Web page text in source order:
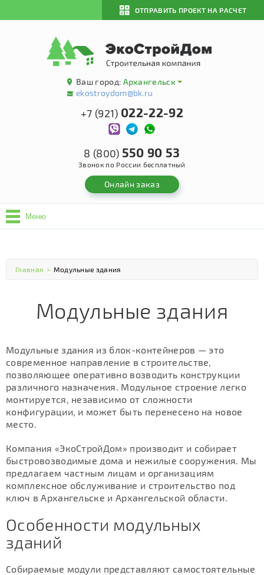
ОТПРАВИТЬ ПРОЕКТ НА РАСЧЕТ
Ваш город: Архангельск
ekostroydom@bk.ru
+7 (921) 022-22-92
8 (800) 550 90 53
Звонок по России бесплатный
Онлайн заказ
Меню
Главная > Модульные здания
Модульные здания
Модульные здания из блок-контейнеров — это
современное направление в строительстве,
позволяющее оперативно возводить конструкции
различного назначения. Модульное строение легко
монтируется, независимо от сложности
конфигурации, и может быть перенесено на новое
место.
Компания «ЭкоСтройДом» производит и собирает
быстровозводимые дома и нежилые сооружения. Мы
предлагаем частным лицам и организациям
комплексное обслуживание и строительство под
ключ в Архангельске и Архангельской области.
Особенности модульных
зданий
Собираемые модули представляют самостоятельные